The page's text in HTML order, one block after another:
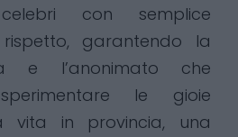
con semplice
garantendo la
e l’anonimato che
le gioie
vita in provincia, una